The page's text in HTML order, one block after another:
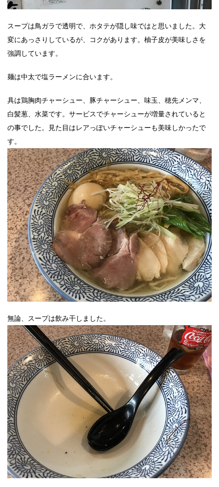
スープは鳥ガラで透明で、ホタテが隠し味ではと思いました。大
変にあっさりしているが、コクがあります。柚子皮が美味しさを
強調しています。
麺は中太で塩ラーメンに合います。
具は鶏胸肉チャーシュー、豚チャーシュー、味玉、穂先メンマ、
白髪葱、水菜です。サービスでチャーシューが増量されていると
の事でした。見た目はレアっぽいチャーシューも美味しかったで
す。
無論、スープは飲み干しました。